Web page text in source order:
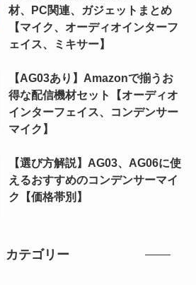
材、PC関連、ガジェットまとめ
【マイク、オーディオインターフ
ェイス、ミキサー】
【AG03あり】Amazonで揃うお
得な配信機材セット【オーディオ
インターフェイス、コンデンサー
マイク】
【選び方解説】AG03、AG06に使
えるおすすめのコンデンサーマイ
ク【価格帯別】
カテゴリー